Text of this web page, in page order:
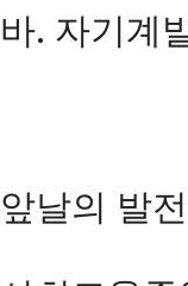
바. 자기계
앞날의 발